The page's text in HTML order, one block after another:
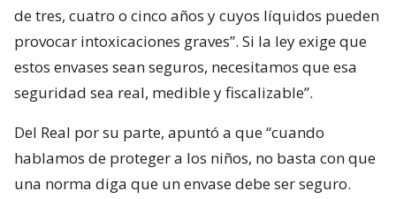
de tres, cuatro o cinco años y cuyos líquidos pueden
provocar intoxicaciones graves”. Si la ley exige que
estos envases sean seguros, necesitamos que esa
seguridad sea real, medible y fiscalizable”.
Del Real por su parte, apuntó a que “cuando
hablamos de proteger a los niños, no basta con que
una norma diga que un envase debe ser seguro.